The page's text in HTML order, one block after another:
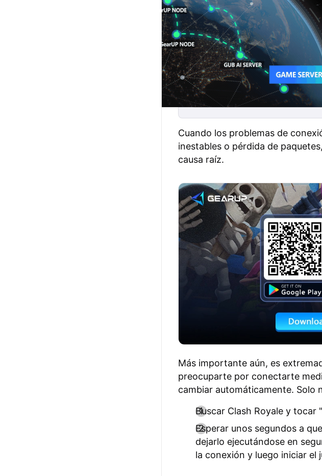
Cuando los problemas de
inestables o pérdida de
causa raíz.
Más importante aún, es
preocuparte por conectarte
cambiar automáticamente. Solo
Buscar Clash Royale y tocar
Esperar unos segundos a
dejarlo ejecutándose en
la conexión y luego iniciar el